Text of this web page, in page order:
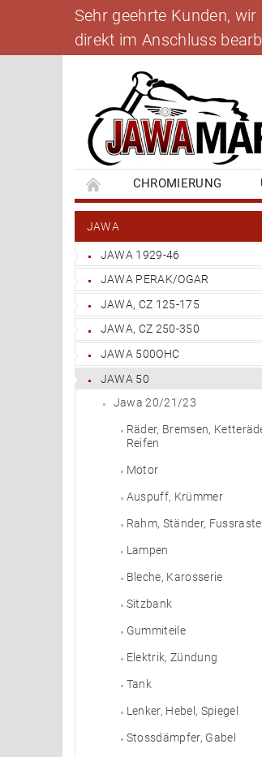
Sehr geehrte Kunden,
direkt im Anschluss
CHROMIERUNG
BANKVERBINDUNG
JAWA
JAWA 1929-46
JAWA PERAK/OGAR
JAWA, CZ 125-175
JAWA, CZ 250-350
JAWA 500OHC
JAWA 50
Jawa 20/21/23
Räder, Bremsen,
Reifen
Motor
Auspuff, Krümmer
Rahm, Ständer,
Lampen
Bleche, Karosserie
Sitzbank
Gummiteile
Elektrik, Zündung
Tank
Lenker, Hebel, Spiegel
Stossdämpfer, Gabel